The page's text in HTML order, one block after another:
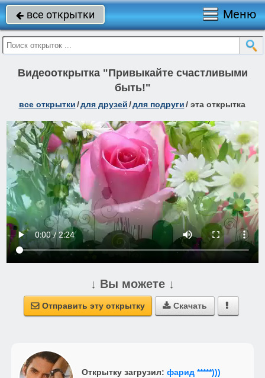
 все открытки Меню
Видеооткрытка "Привыкайте счастливыми
быть!"
все открытки/для друзей/для подруги/ эта открытка
↓ Вы можете ↓
 Отправить эту открытку  Скачать 
Открытку загрузил: фарид *****)))